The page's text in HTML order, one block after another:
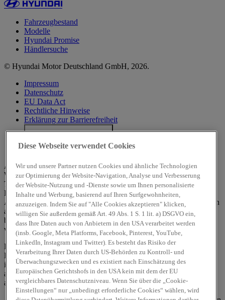
Fahrzeugbestand
Modelle
Hyundai Promise
Händlersuche
© Hyundai Motor Deutschland GmbH, 2026.
Impressum
Datenschutz
EU Data Act
Rechtliche Hinweise
Erklärung zur Barrierefreiheit
Cookie-Einstellungen
Hyundai Deutschland
Alle angegebenen Werte wurden nach dem vorgeschriebenen
WLTP-Messverfahren (Worldwide harmonised Light-duty vehicles
Test Procedures) ermittelt. Der Kraftstoffverbrauch und die CO₂-
Emissionen eines Fahrzeuges hängen nicht nur von der effizienten
Ausnutzung des Kraftstoffs durch das Fahrzeug ab, sondern werden
auch vom Fahrverhalten und anderen nichttechnischen Faktoren
beeinflusst. CO₂ ist das für die Erderwärmung hauptsächlich
verantwortliche Treibhausgas.
Ein Leitfaden über den Kraftstoffverbrauch und die CO₂-
Emissionen aller in Deutschland angebotenen neuen Pkw-Modelle
ist unentgeltlich einsehbar an jedem Verkaufsort, an dem Pkw
ausgestellt oder angeboten werden. Der Leitfaden ist auch
abrufbar.
Diese Webseite verwendet Cookies
Wir und unsere Partner nutzen Cookies und ähnliche Technologien
zur Optimierung der Website-Navigation, Analyse und Verbesserung
der Website-Nutzung und -Dienste sowie um Ihnen personalisierte
Inhalte und Werbung, basierend auf Ihren Surfgewohnheiten,
anzuzeigen. Indem Sie auf "Alle Cookies akzeptieren" klicken,
willigen Sie außerdem gemäß Art. 49 Abs. 1 S. 1 lit. a) DSGVO ein,
dass Ihre Daten auch von Anbietern in den USA verarbeitet werden
(insb. Google, Meta Platforms, Facebook, Pinterest, YouTube,
LinkedIn, Instagram und Twitter). Es besteht das Risiko der
Verarbeitung Ihrer Daten durch US-Behörden zu Kontroll- und
Überwachungszwecken und es existiert nach Einschätzung des
Europäischen Gerichtshofs in den USA kein mit dem der EU
vergleichbares Datenschutzniveau. Wenn Sie über die „Cookie-
Einstellungen“ nur „unbedingt erforderliche Cookies“ wählen, wird